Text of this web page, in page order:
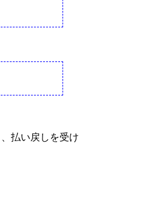
払い戻しを受け